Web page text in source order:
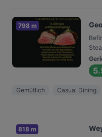
798 m
Gemütlich Casual Dining
818 m